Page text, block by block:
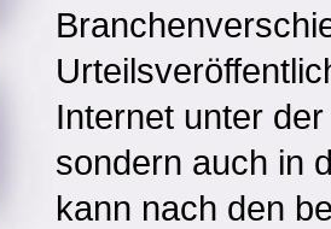
Internet unter
sondern auch in
kann nach den